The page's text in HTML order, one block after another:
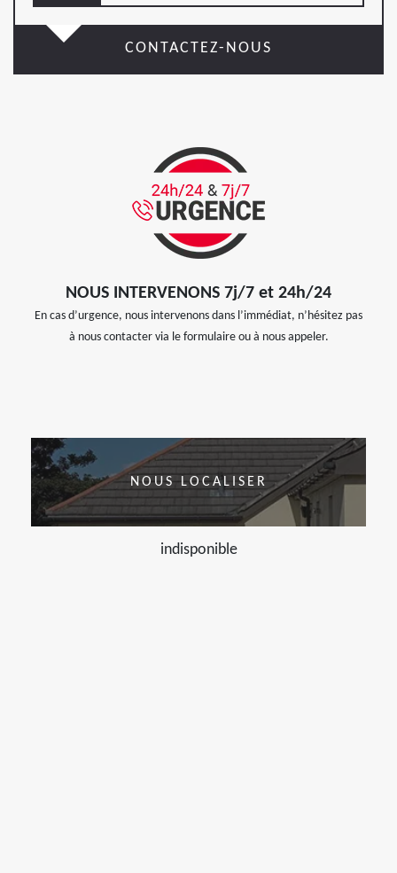
CONTACTEZ-NOUS
NOUS INTERVENONS 7j/7 et 24h/24
En cas d’urgence, nous intervenons dans l’immédiat, n’hésitez pas
à nous contacter via le formulaire ou à nous appeler.
NOUS LOCALISER
indisponible